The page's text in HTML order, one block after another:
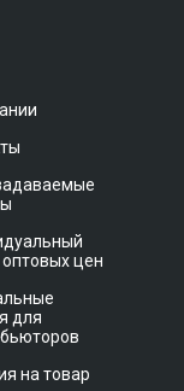
оптовых цен
для
на товар